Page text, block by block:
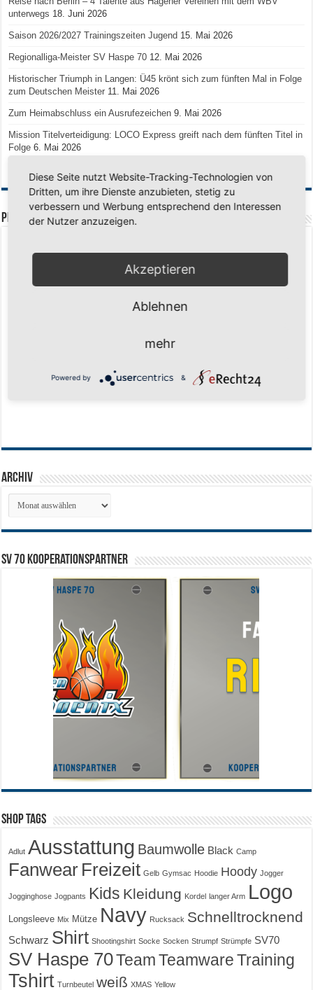
unterwegs 18. Juni 2026
Saison 2026/2027 Trainingszeiten Jugend 15. Mai 2026
Regionalliga-Meister SV Haspe 70 12. Mai 2026
Historischer Triumph in Langen: Ü45 krönt sich zum fünften Mal in Folge
zum Deutschen Meister 11. Mai 2026
Zum Heimabschluss ein Ausrufezeichen 9. Mai 2026
Mission Titelverteidigung: LOCO Express greift nach dem fünften Titel in
Folge 6. Mai 2026
PREMIUMPARTNER
Archiv
Archiv
SV 70 Kooperationspartner
Shop Tags
Adlut Ausstattung Baumwolle Black Camp
Fanwear Freizeit Gelb Gymsac Hoodie Hoody Jogger
Jogginghose Jogpants Kids Kleidung Kordel langer Arm Logo
Longsleeve Mix Mütze Navy Rucksack Schnelltrocknend
Schwarz Shirt Shootingshirt Socke Socken Strumpf Strümpfe SV70
SV Haspe 70Team Teamware Training
Tshirt Turnbeutel weiß XMAS Yellow
Diese Seite nutzt Website-Tracking-Technologien von
Dritten, um ihre Dienste anzubieten, stetig zu
verbessern und Werbung entsprechend den Interessen
der Nutzer anzuzeigen.
Akzeptieren
Ablehnen
mehr
Powered by &